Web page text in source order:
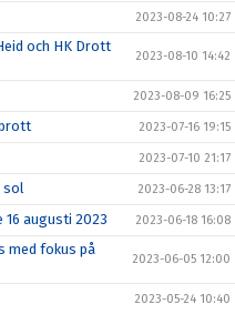
2023-08-24 10:27
och HK Drott
2023-08-10 14:42
2023-08-09 16:25
2023-07-16 19:15
2023-07-10 21:17
sol 2023-06-28 13:17
16 augusti 2023 2023-06-18 16:08
med fokus på
2023-06-05 12:00
2023-05-24 10:40